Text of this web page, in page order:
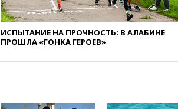
ИСПЫТАНИЕ НА ПРОЧНОСТЬ: В АЛАБИНЕ
ПРОШЛА «ГОНКА ГЕРОЕВ»